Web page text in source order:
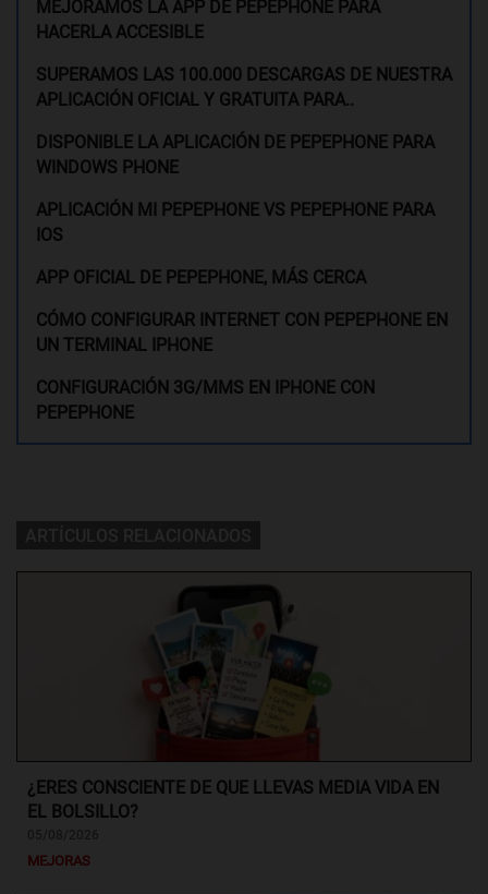
MEJORAMOS LA APP DE PEPEPHONE PARA
HACERLA ACCESIBLE
SUPERAMOS LAS 100.000 DESCARGAS DE NUESTRA
APLICACIÓN OFICIAL Y GRATUITA PARA..
DISPONIBLE LA APLICACIÓN DE PEPEPHONE PARA
WINDOWS PHONE
APLICACIÓN MI PEPEPHONE VS PEPEPHONE PARA
IOS
APP OFICIAL DE PEPEPHONE, MÁS CERCA
CÓMO CONFIGURAR INTERNET CON PEPEPHONE EN
UN TERMINAL IPHONE
CONFIGURACIÓN 3G/MMS EN IPHONE CON
PEPEPHONE
¿ERES CONSCIENTE DE QUE LLEVAS MEDIA VIDA EN
EL BOLSILLO?
MEJORAS